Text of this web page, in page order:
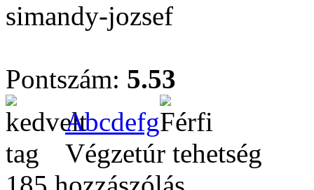
simandy-jozsef
Pontszám: 5.53
Abcdefg
Végzetúr tehetség